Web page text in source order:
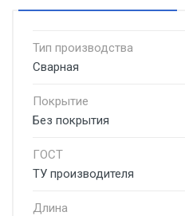
Тип производства
Сварная
Покрытие
Без покрытия
ГОСТ
ТУ производителя
Длина